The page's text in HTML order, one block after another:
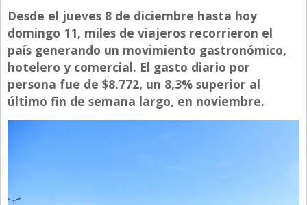
Con Estilo
De Bolsillo
Diarios de Argentina
Diarios del Mundo
Directivos
Desde el jueves 8 de diciembre hasta hoy
domingo 11, miles de viajeros recorrieron el
país generando un movimiento gastronómico,
hotelero y comercial. El gasto diario por
persona fue de $8.772, un 8,3% superior al
último fin de semana largo, en noviembre.